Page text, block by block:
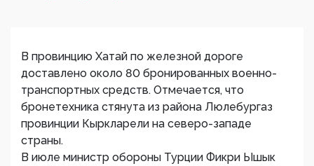
В провинцию Хатай по железной дороге
доставлено около 80 бронированных военно-
транспортных средств. Отмечается, что
бронетехника стянута из района Люлебургаз
провинции Кыркларели на северо-западе
страны.
В июле министр обороны Турции Фикри Ышык